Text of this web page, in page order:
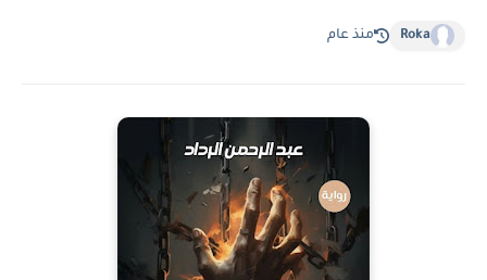
Roka منذ عام